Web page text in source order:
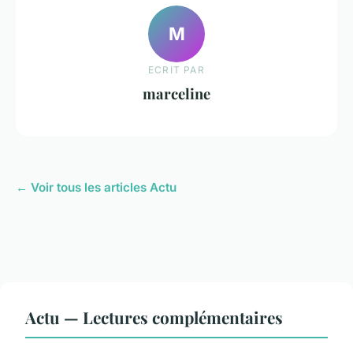
M
ECRIT PAR
marceline
← Voir tous les articles Actu
Actu — Lectures complémentaires